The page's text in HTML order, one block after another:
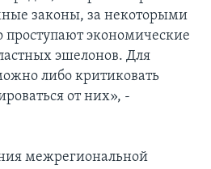
законы, за некоторыми
проступают экономические
эшелонов. Для
либо критиковать
от них», -
межрегиональной